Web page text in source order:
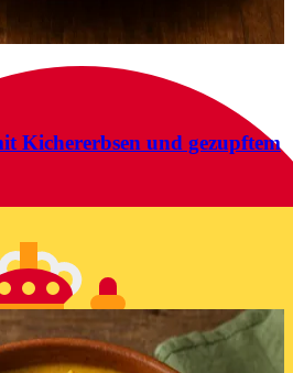
Kichererbsen und gezupftem